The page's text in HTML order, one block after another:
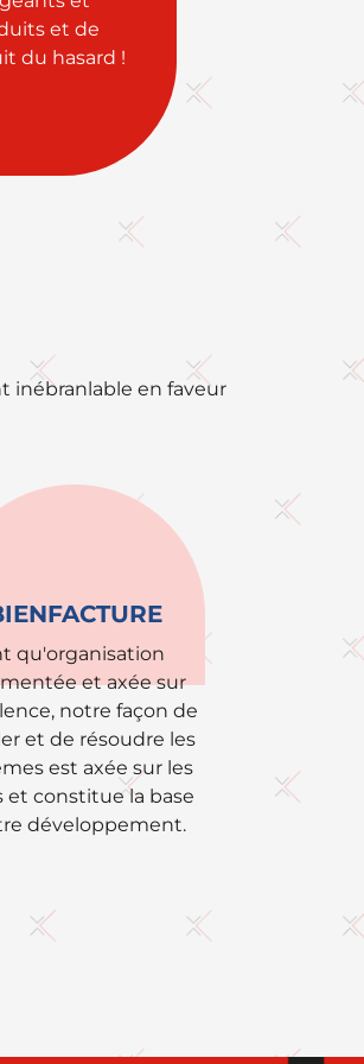
et de
du hasard !
inébranlable en faveur
qu'organisation
et axée sur
notre façon de
et de résoudre les
est axée sur les
et constitue la base
développement.